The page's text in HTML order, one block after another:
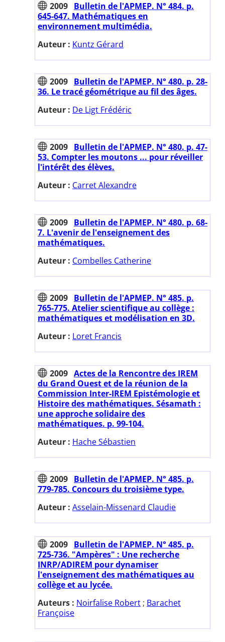
2009 Bulletin de l'APMEP. N° 484. p.
645-647. Mathématiques en
environnement multimédia.
Auteur : Kuntz Gérard
2009 Bulletin de l'APMEP. N° 480. p. 28-
36. Le tracé géométrique au fil des âges.
Auteur : De Ligt Frédéric
2009 Bulletin de l'APMEP. N° 480. p. 47-
53. Compter les moutons ... pour réveiller
l'intérêt des élèves.
Auteur : Carret Alexandre
2009 Bulletin de l'APMEP. N° 480. p. 68-
7. L'avenir de l'enseignement des
mathématiques.
Auteur : Combelles Catherine
2009 Bulletin de l'APMEP. N° 485. p.
765-775. Atelier scientifique au collège :
mathématiques et modélisation en 3D.
Auteur : Loret Francis
2009 Actes de la Rencontre des IREM
du Grand Ouest et de la réunion de la
Commission Inter-IREM Epistémologie et
Histoire des mathématiques. Sésamath :
une approche solidaire des
mathématiques. p. 99-104.
Auteur : Hache Sébastien
2009 Bulletin de l'APMEP. N° 485. p.
779-785. Concours du troisième type.
Auteur : Asselain-Missenard Claudie
2009 Bulletin de l'APMEP. N° 485. p.
725-736. "Ampères" : Une recherche
INRP/ADIREM pour dynamiser
l'enseignement des mathématiques au
collège et au lycée.
Auteurs : Noirfalise Robert ; Barachet
Françoise